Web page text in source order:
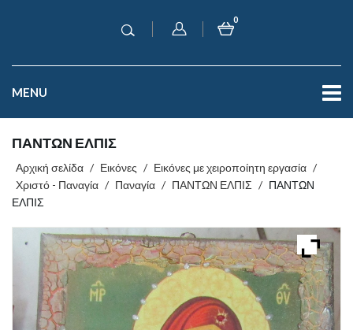
0
MENU
ΠΑΝΤΩΝ ΕΛΠΙΣ
Αρχική σελίδα / Εικόνες / Εικόνες με χειροποίητη εργασία /
Χριστό - Παναγία / Παναγία / ΠΑΝΤΩΝ ΕΛΠΙΣ / ΠΑΝΤΩΝ
ΕΛΠΙΣ